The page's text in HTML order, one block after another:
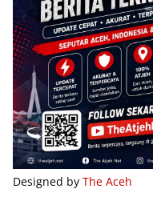
Designed by The Aceh